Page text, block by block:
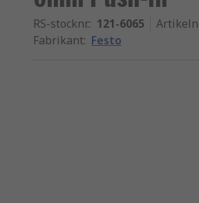
RS-stocknr.: 121-6065
Fabrikant: Festo